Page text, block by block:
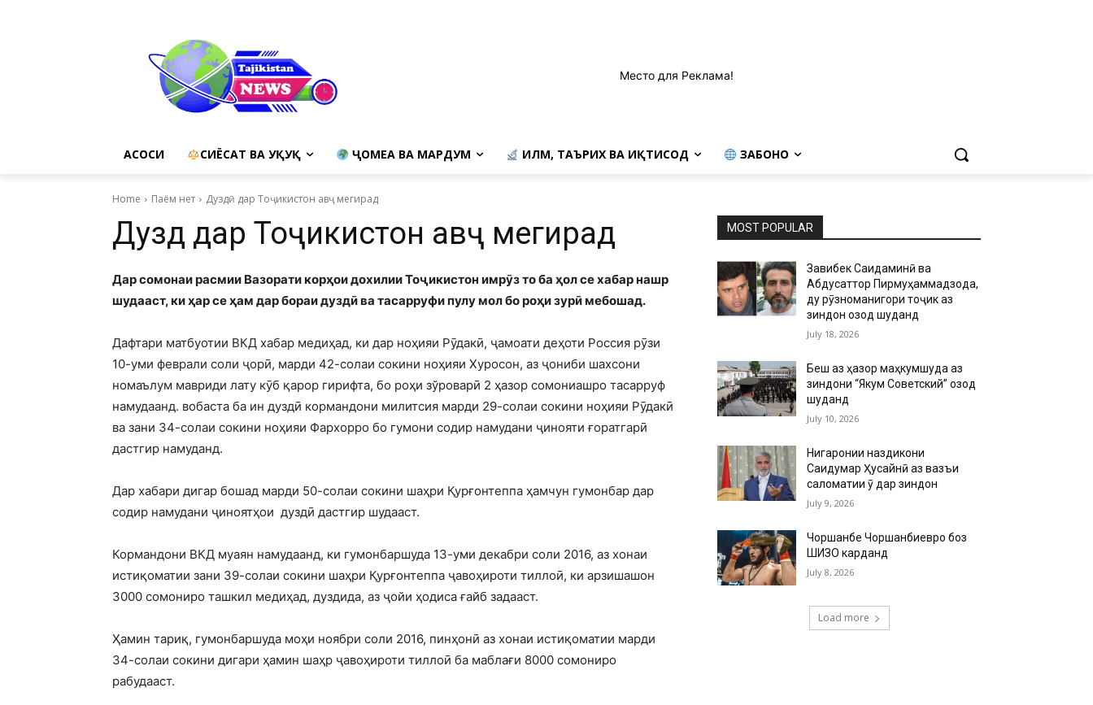
Место для Реклама!
АСОСИ СИЁСАТ ВА ҲУҚУҚ ҶОМЕА ВА МАРДУМ ИЛМ, ТАЪРИХ ВА ИҚТИСОД ЗАБОНҲО
Home Паём нет Дуздӣ дар Тоҷикистон авҷ мегирад
Дуздӣ дар Тоҷикистон авҷ мегирад
Дар сомонаи расмии Вазорати корҳои дохилии Тоҷикистон имрӯз то ба ҳол се хабар нашр
шудааст, ки ҳар се ҳам дар бораи дуздӣ ва тасарруфи пулу мол бо роҳи зурӣ мебошад.
Дафтари матбуотии ВКД хабар медиҳад, ки дар ноҳияи Рӯдакӣ, ҷамоати деҳоти Россия рӯзи
10-уми феврали соли ҷорӣ, марди 42-солаи сокини ноҳияи Хуросон, аз ҷониби шахсони
номаълум мавриди лату кӯб қарор гирифта, бо роҳи зўроварӣ 2 ҳазор сомониашро тасарруф
намудаанд. вобаста ба ин дуздӣ кормандони милитсия марди 29-солаи сокини ноҳияи Рӯдакӣ
ва зани 34-солаи сокини ноҳияи Фархорро бо гумони содир намудани ҷинояти ғоратгарӣ
дастгир намуданд.
Дар хабари дигар бошад марди 50-солаи сокини шаҳри Қурғонтеппа ҳамчун гумонбар дар
содир намудани ҷиноятҳои дуздӣ дастгир шудааст.
Кормандони ВКД муаян намудаанд, ки гумонбаршуда 13-уми декабри соли 2016, аз хонаи
истиқоматии зани 39-солаи сокини шаҳри Қурғонтеппа ҷавоҳироти тиллоӣ, ки арзишашон
3000 сомониро ташкил медиҳад, дуздида, аз ҷойи ҳодиса ғайб задааст.
Ҳамин тариқ, гумонбаршуда моҳи ноябри соли 2016, пинҳонӣ аз хонаи истиқоматии марди
34-солаи сокини дигари ҳамин шаҳр ҷавоҳироти тиллоӣ ба маблағи 8000 сомониро
рабудааст.
MOST POPULAR
Завқибек Саидаминӣ ва
Абдусаттор Пирмуҳаммадзода,
ду рӯзноманигори тоҷик аз
зиндон озод шуданд
July 18, 2026
Беш аз ҳазор маҳкумшуда аз
зиндони “Якум Советский” озод
шуданд
July 10, 2026
Нигаронии наздикони
Саидумар Ҳусайнӣ аз вазъи
саломатии ӯ дар зиндон
July 9, 2026
Чоршанбе Чоршанбиевро боз
ШИЗО карданд
July 8, 2026
Load more